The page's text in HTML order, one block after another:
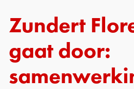
naar
menu
Direct
naar
Zundert
gaat door: